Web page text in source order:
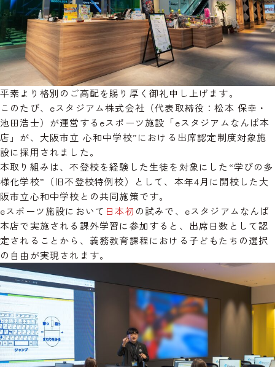
平素より格別のご高配を賜り厚く御礼申し上げます。
このたび、eスタジアム株式会社（代表取締役：松本 保幸・
池田浩士）が運営するeスポーツ施設「eスタジアムなんば本
店」が、大阪市立 心和中学校”における出席認定制度対象施
設に採用されました。
本取り組みは、不登校を経験した生徒を対象にした“学びの多
様化学校”（旧不登校特例校）として、本年4月に開校した大
阪市立心和中学校との共同施策です。
eスポーツ施設において 日本初 の試みで、eスタジアムなんば
本店で実施される課外学習に参加すると、出席日数として認
定されることから、義務教育課程における子どもたちの選択
の自由が実現されます。